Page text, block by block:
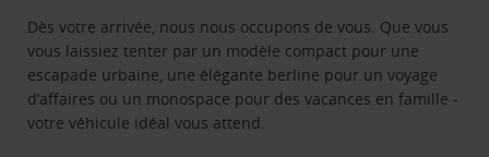
Dès votre arrivée, nous nous occupons de vous. Que vous
vous laissiez tenter par un modèle compact pour une
escapade urbaine, une élégante berline pour un voyage
d’affaires ou un monospace pour des vacances en famille -
votre véhicule idéal vous attend.